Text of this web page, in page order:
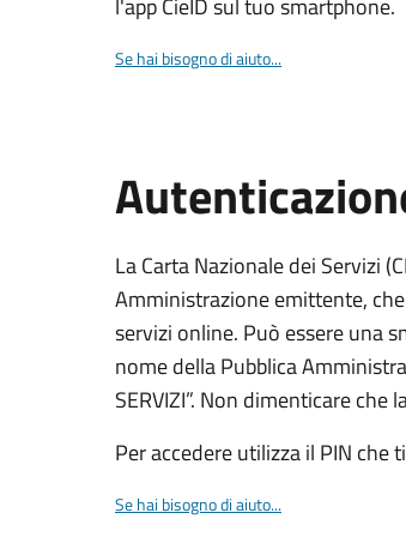
l'app CieID sul tuo smartphone.
Se hai bisogno di aiuto...
La Carta Nazionale dei Servizi
Amministrazione emittente,
servizi online. Può essere una
nome della Pubblica
SERVIZI”. Non dimenticare che
Per accedere utilizza il PIN che
Se hai bisogno di aiuto...